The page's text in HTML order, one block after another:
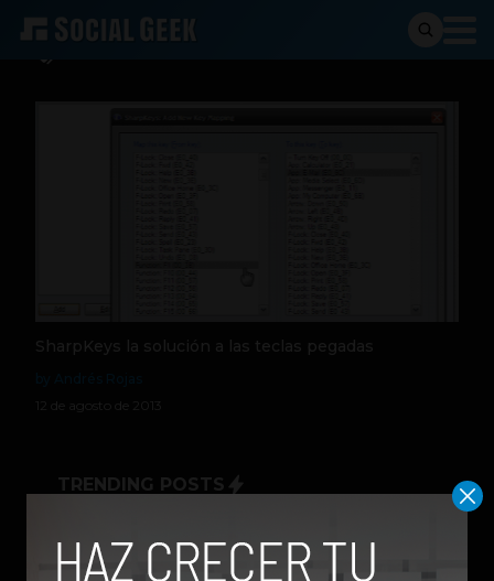
SharpKeys la solución a las teclas pegadas
12 de agosto de 2013
TRENDING POSTS
con modelos enfocados en IA
generativa de imágenes